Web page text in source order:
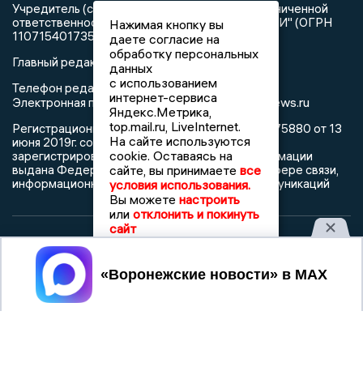
Учредитель (соучредители): Общество с ограниченной
ответственностью "РЕГИОНАЛЬНЫЕ НОВОСТИ" (ОГРН
1107154017354)
Главный редактор: Пирогов А.А.
Телефон редакции: +7 (473) 262 77 92
Электронная почта редакции:info@voronezhnews.ru
Регистрационный номер: серия Эл № ФС 77 - 75880 от 13
июня 2019г. согласно выписке из реестра
зарегистрированных средств массовой информации
выдана Федеральной службой по надзору в сфере связи,
информационных технологий и массовых коммуникаций
При использовании любого материала с данного сайта
гиперссылка на Сетевое издание «Воронежские новости»
обязательна.
Нажимая кнопку вы
даете согласие на
обработку персональных
данных
с использованием
интернет-сервиса
Яндекс.Метрика,
top.mail.ru, LiveInternet.
На сайте используются
cookie. Оставаясь на
сайте, вы принимаете все
условия использования.
Вы можете настроить
или отклонить и покинуть
сайт
Принять